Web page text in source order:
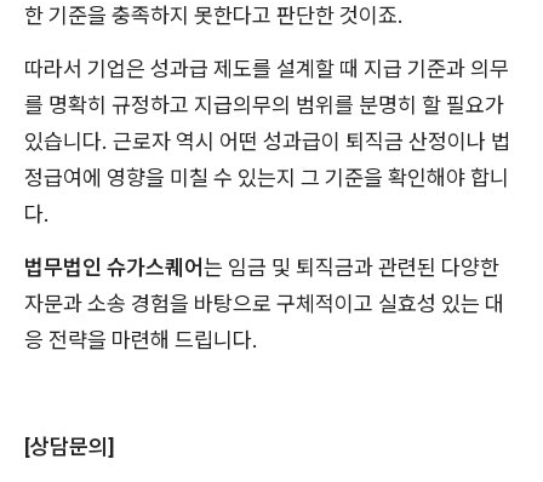
한 기준을 충족하지 못한다고 판단한 것이죠.
따라서 기업은 성과급 제도를 설계할 때 지급 기준과 의무
를 명확히 규정하고 지급의무의 범위를 분명히 할 필요가
있습니다. 근로자 역시 어떤 성과급이 퇴직금 산정이나 법
정급여에 영향을 미칠 수 있는지 그 기준을 확인해야 합니
다.
법무법인 슈가스퀘어는 임금 및 퇴직금과 관련된 다양한
자문과 소송 경험을 바탕으로 구체적이고 실효성 있는 대
응 전략을 마련해 드립니다.
[상담문의]